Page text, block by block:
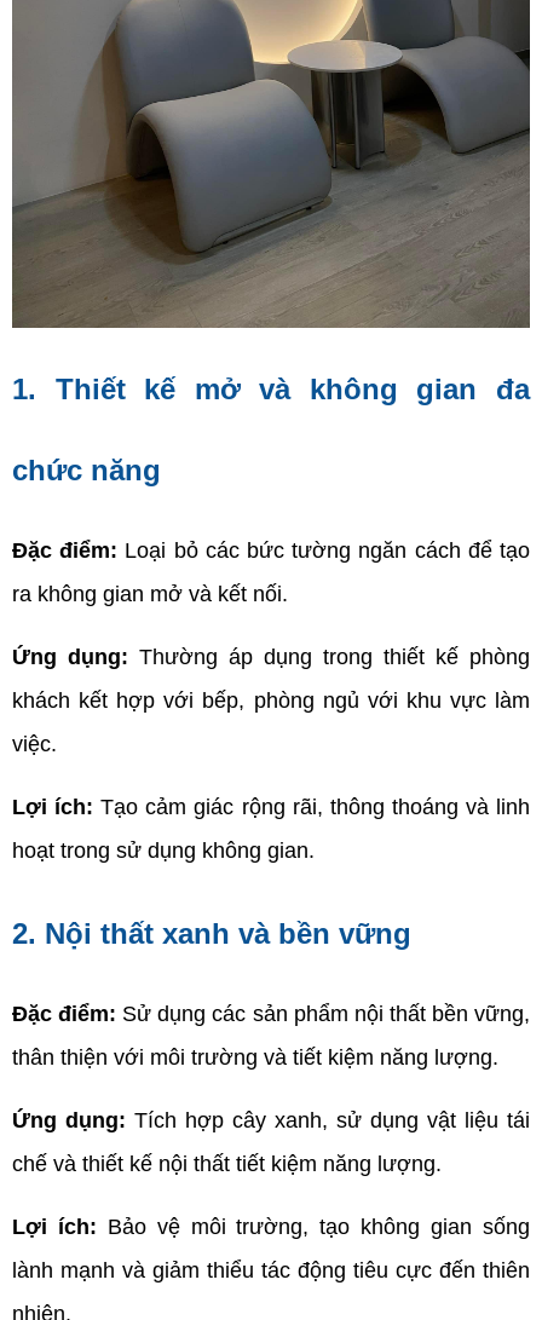
1. Thiết kế mở và không gian đa
chức năng
Đặc điểm: Loại bỏ các bức tường ngăn cách để tạo
ra không gian mở và kết nối.
Ứng dụng: Thường áp dụng trong thiết kế phòng
khách kết hợp với bếp, phòng ngủ với khu vực làm
việc.
Lợi ích: Tạo cảm giác rộng rãi, thông thoáng và linh
hoạt trong sử dụng không gian.
2. Nội thất xanh và bền vững
Đặc điểm: Sử dụng các sản phẩm nội thất bền vững,
thân thiện với môi trường và tiết kiệm năng lượng.
Ứng dụng: Tích hợp cây xanh, sử dụng vật liệu tái
chế và thiết kế nội thất tiết kiệm năng lượng.
Lợi ích: Bảo vệ môi trường, tạo không gian sống
lành mạnh và giảm thiểu tác động tiêu cực đến thiên
nhiên.